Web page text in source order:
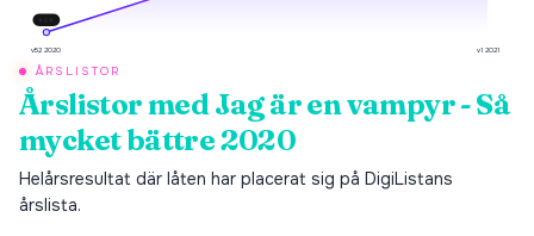
# 98
v52 2020 v1 2021
ÅRSLISTOR
Årslistor medJag är en vampyr - Så
mycket bättre 2020
Helårsresultat där låten har placerat sig på DigiListans
årslista.